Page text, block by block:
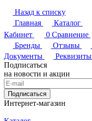
Назад к списку
Главная
Каталог
Кабинет
0 Сравнение
Бренды
Отзывы
Документы
Реквизиты
Подписаться
на новости и акции
Подписаться
Интернет-магазин